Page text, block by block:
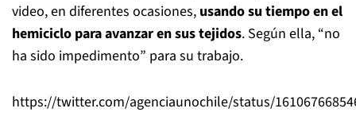
video, en diferentes ocasiones, usando su tiempo en el
hemiciclo para avanzar en sus tejidos. Según ella, “no
ha sido impedimento” para su trabajo.
https://twitter.com/agenciaunochile/status/